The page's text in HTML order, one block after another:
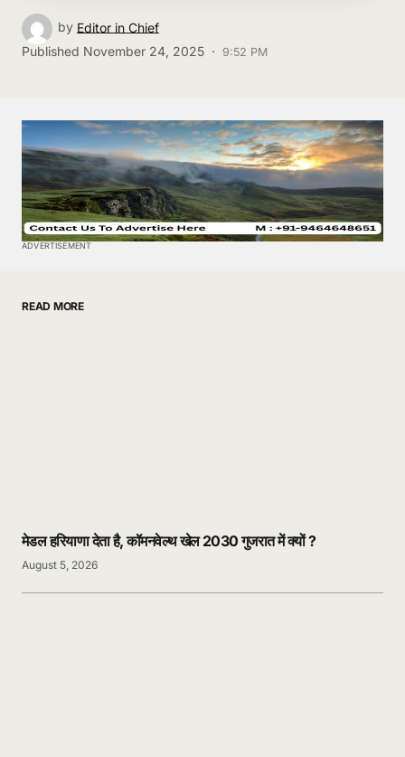
by Editor in Chief
Published November 24, 2025 · 9:52 PM
ADVERTISEMENT
READ MORE
मेडल हरियाणा देता है, कॉमनवेल्थ खेल 2030 गुजरात में क्यों ?
August 5, 2026